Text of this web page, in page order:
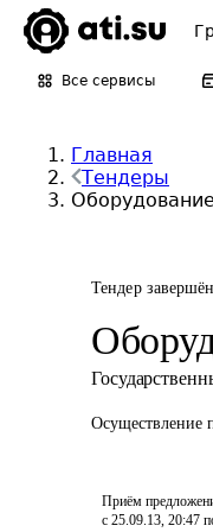
Все сервисы
Главная
Тендеры
Оборудование
Тендер завершён
Осуществление
Приём
с 25.09.13, 20:47